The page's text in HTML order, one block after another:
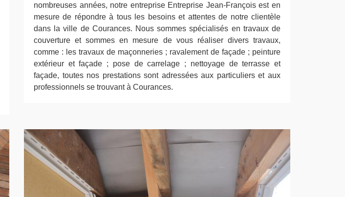
nombreuses années, notre entreprise Entreprise Jean-François est en
mesure de répondre à tous les besoins et attentes de notre clientèle
dans la ville de Courances. Nous sommes spécialisés en travaux de
couverture et sommes en mesure de vous réaliser divers travaux,
comme : les travaux de maçonneries ; ravalement de façade ; peinture
extérieur et façade ; pose de carrelage ; nettoyage de terrasse et
façade, toutes nos prestations sont adressées aux particuliers et aux
professionnels se trouvant à Courances.